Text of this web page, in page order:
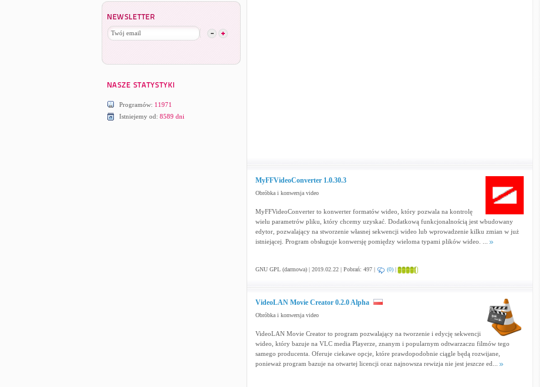
Programów: 11971
Istniejemy od: 8589 dni
MyFFVideoConverter 1.0.30.3
Obróbka i konwersja video
MyFFVideoConverter to konwerter formatów wideo, który pozwala na kontrolę
wielu parametrów pliku, który chcemy uzyskać. Dodatkową funkcjonalnością jest wbudowany
edytor, pozwalający na stworzenie własnej sekwencji wideo lub wprowadzenie kilku zmian w już
istniejącej. Program obsługuje konwersję pomiędzy wieloma typami plików wideo. ...
GNU GPL (darmowa) | 2019.02.22 | Pobrań: 497 | (0)|
VideoLAN Movie Creator 0.2.0 Alpha
Obróbka i konwersja video
VideoLAN Movie Creator to program pozwalający na tworzenie i edycję sekwencji
wideo, który bazuje na VLC media Playerze, znanym i popularnym odtwarzaczu filmów tego
samego producenta. Oferuje ciekawe opcje, które prawdopodobnie ciągle będą rozwijane,
ponieważ program bazuje na otwartej licencji oraz najnowsza rewizja nie jest jeszcze ed...